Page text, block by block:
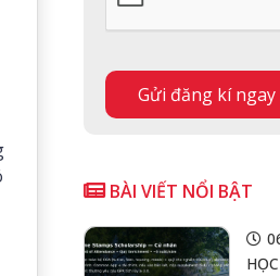
BÀI VIẾT NỔI BẬT